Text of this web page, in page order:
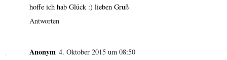
hoffe ich hab Glück :) lieben Gruß
Antworten
Anonym 4. Oktober 2015 um 08:50